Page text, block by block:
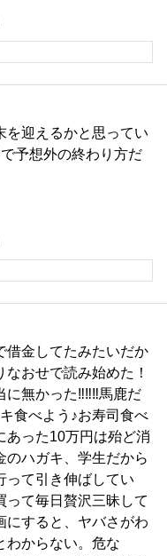
を迎えるかと思ってい
予想外の終わり方だ
借金してたみたいだか
おせで読み始めた！
に無かった‼️‼️‼️馬鹿だ
食べよう♪お寿司食べ
あった10万円は殆ど消
のハガキ、学生だから
って引き伸ばしてい
って毎日贅沢三昧して
にすると、ヤバさがわ
わからない。危な